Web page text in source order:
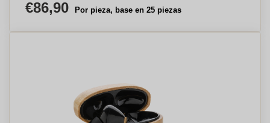
€86,90 Por pieza, base en 25 piezas